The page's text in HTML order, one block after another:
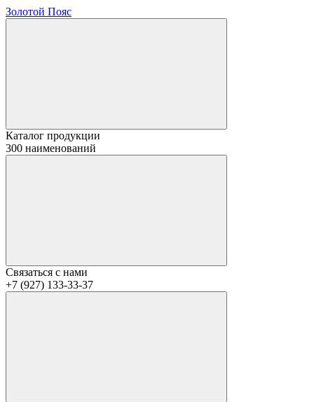
Золотой Пояс
Каталог продукции
300 наименований
Связаться с нами
+7 (927) 133-33-37